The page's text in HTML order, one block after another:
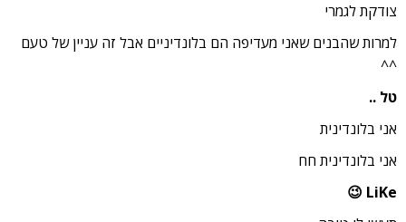
צודקת לגמרי
למרות שהבנים שאני מעדיפה הם בלונדיניים אבל זה עניין של טעם
^^
טל ..
אני בלונדינית
אני בלונדינית חח
LiKe 😉